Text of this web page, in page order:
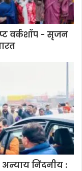
वर्कशॉप - सृजन
निंदनीय :